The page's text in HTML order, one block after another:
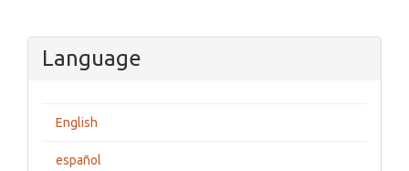
Language
English
español